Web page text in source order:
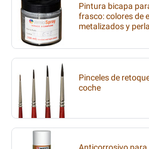
Pintura bicapa
frasco: colores de
metalizados y
Pinceles de
coche